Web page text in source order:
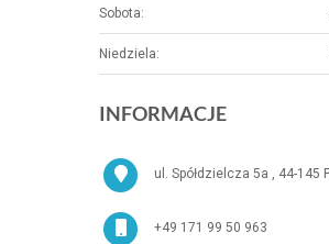
Sobota:
Niedziela:
INFORMACJE
ul. Spółdzielcza 5a , 44-145
+49 171 99 50 963